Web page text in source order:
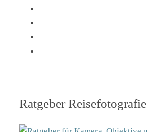
Ratgeber Reisefotografie